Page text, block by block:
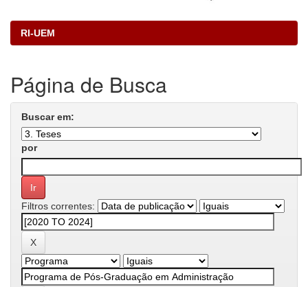
RI-UEM
Página de Busca
Buscar em:
por
Filtros correntes: